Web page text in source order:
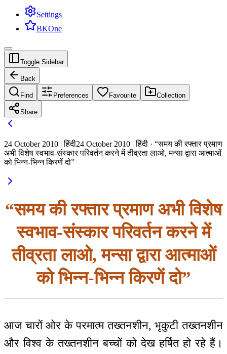
Settings
BKOne
Toggle Sidebar
Back
Find Preferences Favourite Collection
Share
24 October 2010 | हिंदी24 October 2010 | हिंदी · “समय की रफ्तार प्रमाण
अभी विशेष स्वभाव-संस्कार परिवर्तन करने में तीव्रता लाओ, मन्सा द्वारा आत्माओं
को भिन्न-भिन्न किरणें दो”
“समय की रफ्तार प्रमाण अभी विशेष
स्वभाव-संस्कार परिवर्तन करने में
तीव्रता लाओ, मन्सा द्वारा आत्माओं
को भिन्न-भिन्न किरणें दो”
आज चारों ओर के परमात्म तख्तनशीन, भृकुटी तख्तनशीन
और विश्व के तख्तनशीन बच्चों को देख हर्षित हो रहे हैं।